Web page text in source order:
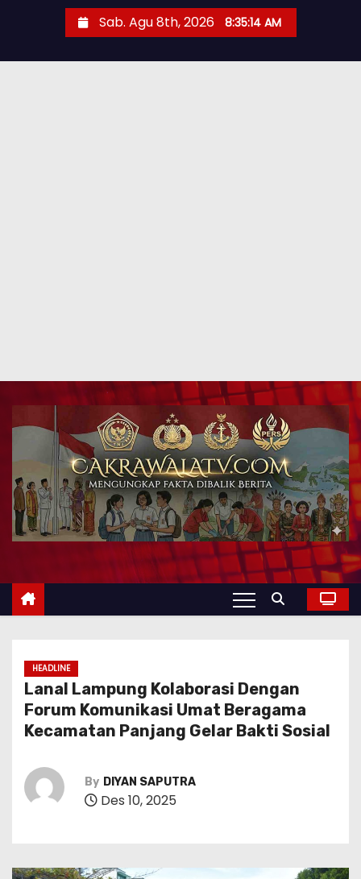
Sab. Agu 8th, 2026 8:35:15 AM
HEADLINE
Lanal Lampung Kolaborasi Dengan
Forum Komunikasi Umat Beragama
Kecamatan Panjang Gelar Bakti Sosial
By DIYAN SAPUTRA
Des 10, 2025